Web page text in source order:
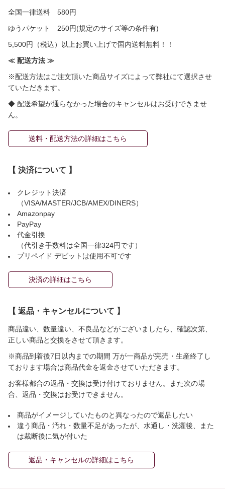
全国一律送料 580円
ゆうパケット 250円(規定のサイズ等の条件有)
5,500円（税込）以上お買い上げで国内送料無料！！
≪ 配送方法 ≫
※配送方法はご注文頂いた商品サイズによって弊社にて選択させ
ていただきます。
◆ 配送希望が通らなかった場合のキャンセルはお受けできませ
ん。
送料・配送方法の詳細はこちら
【 決済について 】
クレジット決済
（VISA/MASTER/JCB/AMEX/DINERS）
Amazonpay
PayPay
代金引換
（代引き手数料は全国一律324円です）
プリペイド デビットは使用不可です
決済の詳細はこちら
【 返品・キャンセルについて 】
商品違い、数量違い、不良品などがございましたら、確認次第、
正しい商品と交換をさせて頂きます。
※商品到着後7日以内までの期間 万が一商品が完売・生産終了し
ております場合は商品代金を返金させていただきます。
お客様都合の返品・交換は受け付けておりません。また次の場
合、返品・交換はお受けできません。
商品がイメージしていたものと異なったので返品したい
違う商品・汚れ・数量不足があったが、水通し・洗濯後、また
は裁断後に気が付いた
返品・キャンセルの詳細はこちら